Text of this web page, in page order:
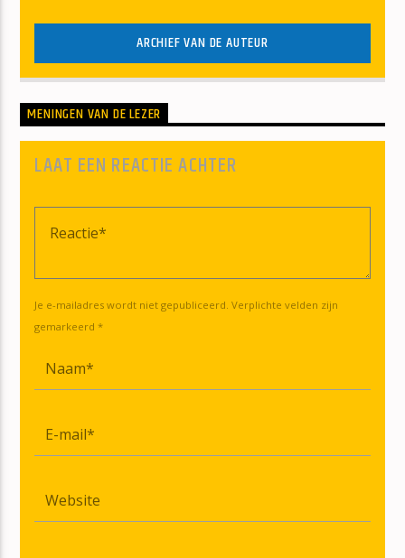
ARCHIEF VAN DE AUTEUR
MENINGEN VAN DE LEZER
LAAT EEN REACTIE ACHTER
Je e-mailadres wordt niet gepubliceerd. Verplichte velden zijn
gemarkeerd *